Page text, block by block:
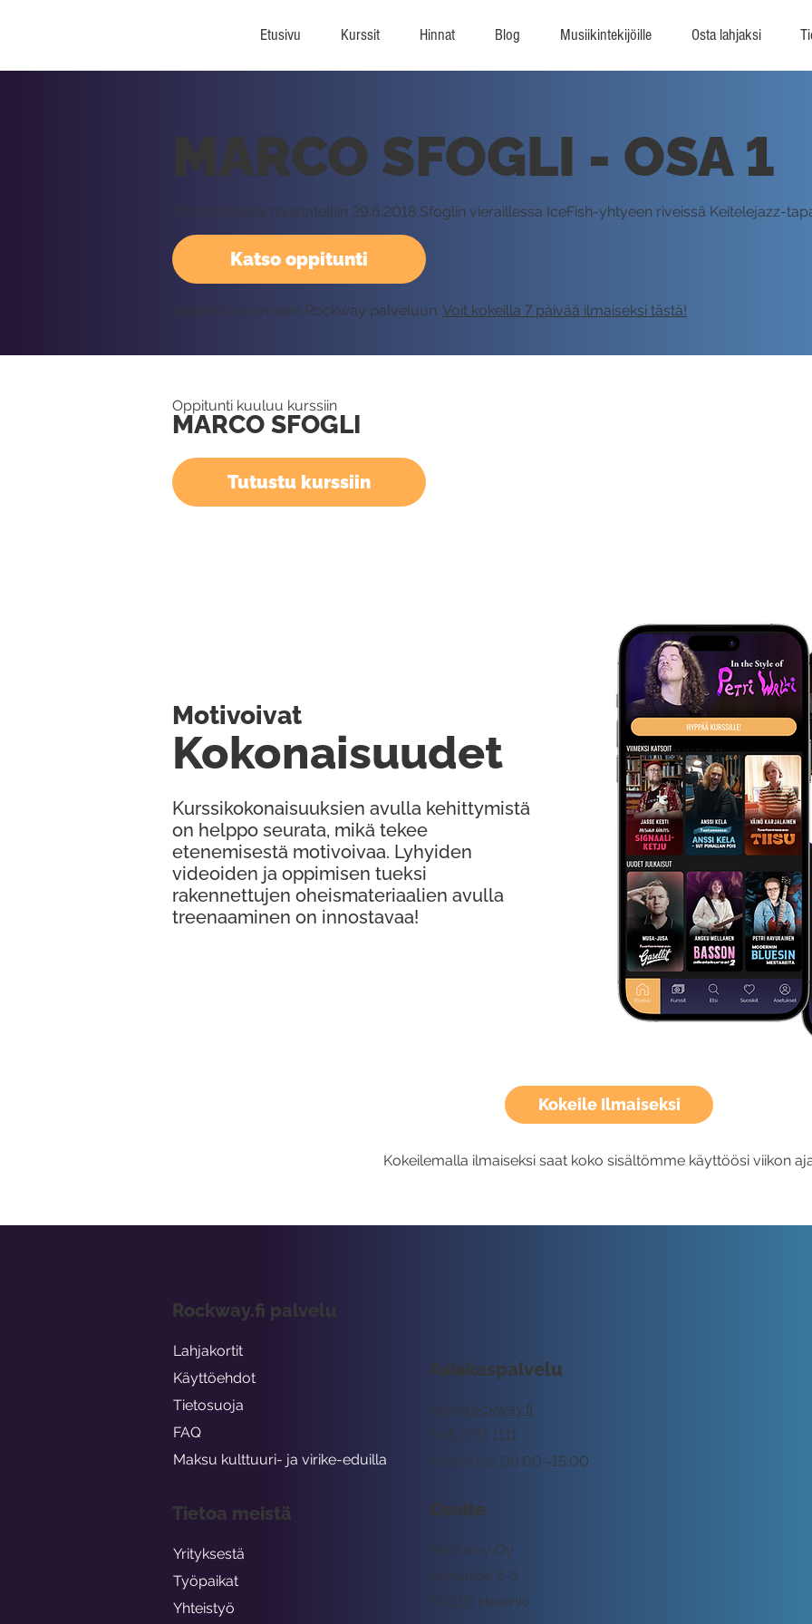
Etusivu Kurssit Hinnat Blog Musiikintekijöille Osta lahjaksi
Kokeile Ilmaiseksi
Kokeilemalla ilmaiseksi saat koko sisältömme käyttöösi viikon
Katso oppitunti
MARCO SFOGLI - OSA 1
Marco Sfoglia haastateltiin 29.6.2018 Sfoglin vieraillessa IceFish-yhtyeen riveissä Keitelejazz-
Vaatii kirjautumisen Rockway palveluun. Voit kokeilla 7 päivää ilmaiseksi tästä!
Oppitunti kuuluu kurssiin
MARCO SFOGLI
Tutustu kurssiin
Kurssikokonaisuuksien avulla kehittymistä
on helppo seurata, mikä tekee
etenemisestä motivoivaa. Lyhyiden
videoiden ja oppimisen tueksi
rakennettujen oheismateriaalien avulla
treenaaminen on innostavaa!
Kokonaisuudet
Motivoivat
Asiakaspalvelu
tuki@rockway.fi
Arkisin klo 09:00 -15:00
045 7731 1111
Osoite
Rockway Oy
Lemuntie 3-5
00510 Helsinki
Rockway.fi palvelu
Lahjakortit
Käyttöehdot
Tietosuoja
FAQ
Maksu kulttuuri- ja virike-eduilla
Tietoa meistä
Yrityksestä
Työpaikat
Yhteistyö